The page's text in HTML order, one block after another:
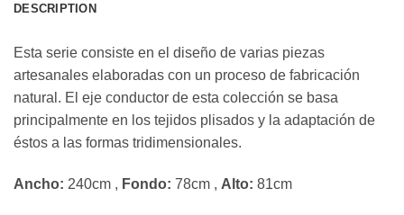
DESCRIPTION
Esta serie consiste en el diseño de varias piezas
artesanales elaboradas con un proceso de fabricación
natural. El eje conductor de esta colección se basa
principalmente en los tejidos plisados y la adaptación de
éstos a las formas tridimensionales.
Ancho: 240cm , Fondo: 78cm , Alto: 81cm